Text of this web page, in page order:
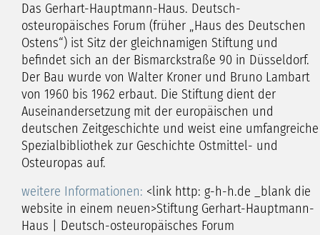
Das Gerhart-Hauptmann-Haus. Deutsch-
osteuropäisches Forum (früher „Haus des Deutschen
Ostens“) ist Sitz der gleichnamigen Stiftung und
befindet sich an der Bismarckstraße 90 in Düsseldorf.
Der Bau wurde von Walter Kroner und Bruno Lambart
von 1960 bis 1962 erbaut. Die Stiftung dient der
Auseinandersetzung mit der europäischen und
deutschen Zeitgeschichte und weist eine umfangreiche
Spezialbibliothek zur Geschichte Ostmittel- und
Osteuropas auf.
weitere Informationen: <link http: g-h-h.de _blank die
website in einem neuen>Stiftung Gerhart-Hauptmann-
Haus | Deutsch-osteuropäisches Forum